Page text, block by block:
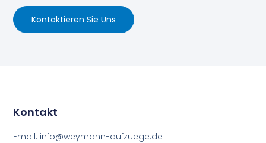
Kontaktieren Sie Uns
Kontakt
Email: info@weymann-aufzuege.de